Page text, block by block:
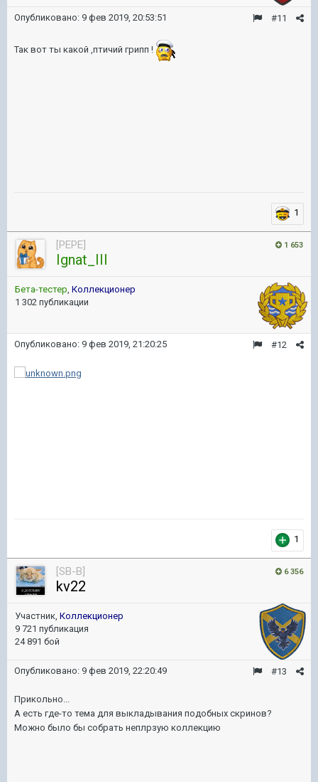
#11
Опубликовано: 9 фев 2019, 20:53:51
Так вот ты какой ,птичий грипп !
1
1 653
[PEPE]
Ignat_III
Бета-тестер, Коллекционер
1 302 публикации
#12
Опубликовано: 9 фев 2019, 21:20:25
1
6 356
[SB-B]
kv22
Участник, Коллекционер
9 721 публикация
24 891 бой
#13
Опубликовано: 9 фев 2019, 22:20:49
Прикольно...
А есть где-то тема для выкладывания подобных скринов?
Можно было бы собрать неплрзую коллекцию